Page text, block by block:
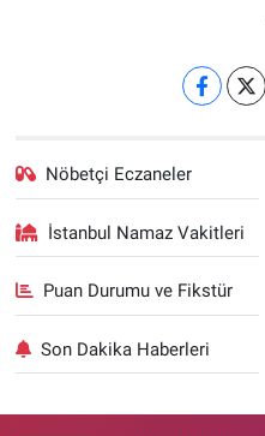
Nöbetçi Eczaneler
İstanbul Namaz Vakitleri
Puan Durumu ve Fikstür
Son Dakika Haberleri